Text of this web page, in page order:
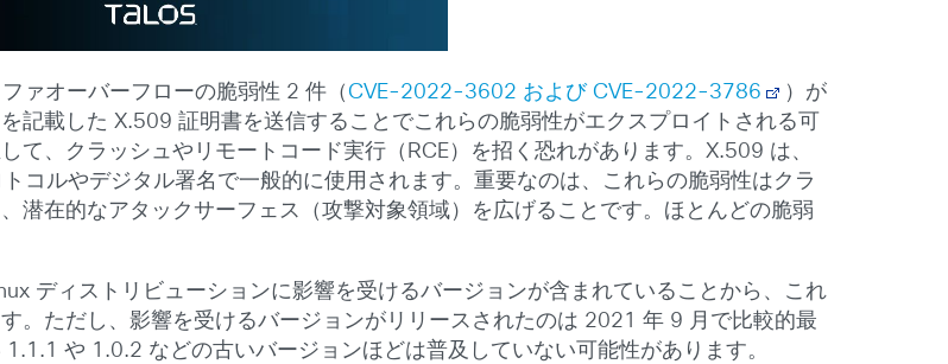
ァオーバーフローの脆弱性 2 件（CVE-2022-3602 および CVE-2022-3786
）が
記載した X.509 証明書を送信することでこれらの脆弱性がエクスプロイトされる可
、クラッシュやリモートコード実行（RCE）を招く恐れがあります。 X.509 は、
コルやデジタル署名で一般的に使用されます。重要なのは、これらの脆弱性はクラ
潜在的なアタックサーフェス（攻撃対象領域）を広げることです。ほとんどの脆弱
ディストリビューションに影響を受けるバージョンが含まれていることから、これ
。ただし、影響を受けるバージョンがリリースされたのは 2021 年 9 月で比較的最
や 1.0.2 などの古いバージョンほどは普及していない可能性があります。